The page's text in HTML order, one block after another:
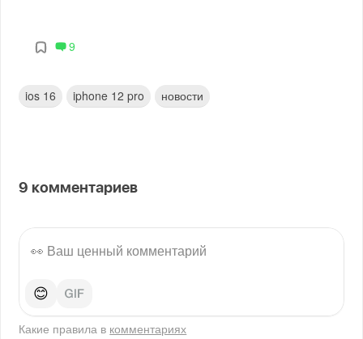
9
ios 16 iphone 12 pro новости
9 комментариев
😊
Какие правила в комментариях